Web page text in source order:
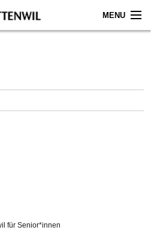
MENU
für Senior*innen